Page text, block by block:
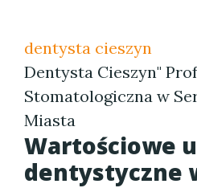
dentysta cieszyn
Dentysta Cieszyn"
Stomatologiczna w
Miasta
Wartościowe
dentystyczne